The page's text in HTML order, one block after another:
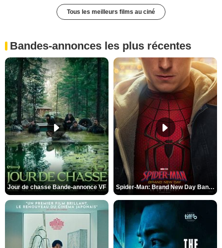
Tous les meilleurs films au ciné
Bandes-annonces les plus récentes
Jour de chasse Bande-annonce VF Spider-Man: Brand New Day Bande-annonce (3) VO STFR